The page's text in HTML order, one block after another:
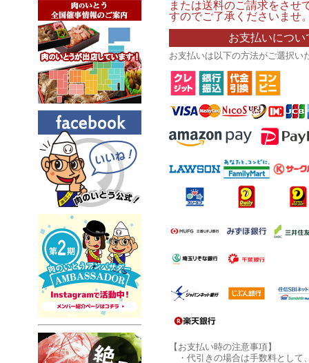
または送料のご請求をさせ
すのでご了承くださいませ
お支払いについ
お支払いは以下の方法がご選択い
【お支払い時の注意事項】
・代引きの場合は手数料として